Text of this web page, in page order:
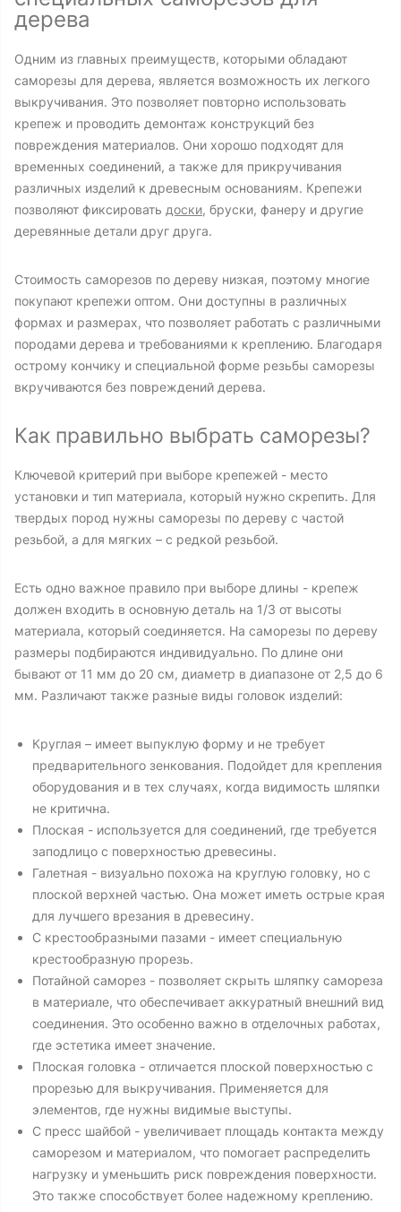
дерева
Одним из главных преимуществ, которыми обладают
саморезы для дерева, является возможность их легкого
выкручивания. Это позволяет повторно использовать
крепеж и проводить демонтаж конструкций без
повреждения материалов. Они хорошо подходят для
временных соединений, а также для прикручивания
различных изделий к древесным основаниям. Крепежи
позволяют фиксировать доски, бруски, фанеру и другие
деревянные детали друг друга.
Стоимость саморезов по дереву низкая, поэтому многие
покупают крепежи оптом. Они доступны в различных
формах и размерах, что позволяет работать с различными
породами дерева и требованиями к креплению. Благодаря
острому кончику и специальной форме резьбы саморезы
вкручиваются без повреждений дерева.
Как правильно выбрать саморезы?
Ключевой критерий при выборе крепежей - место
установки и тип материала, который нужно скрепить. Для
твердых пород нужны саморезы по дереву с частой
резьбой, а для мягких – с редкой резьбой.
Есть одно важное правило при выборе длины - крепеж
должен входить в основную деталь на 1/3 от высоты
материала, который соединяется. На саморезы по дереву
размеры подбираются индивидуально. По длине они
бывают от 11 мм до 20 см, диаметр в диапазоне от 2,5 до 6
мм. Различают также разные виды головок изделий:
Круглая – имеет выпуклую форму и не требует
предварительного зенкования. Подойдет для крепления
оборудования и в тех случаях, когда видимость шляпки
не критична.
Плоская - используется для соединений, где требуется
заподлицо с поверхностью древесины.
Галетная - визуально похожа на круглую головку, но с
плоской верхней частью. Она может иметь острые края
для лучшего врезания в древесину.
С крестообразными пазами - имеет специальную
крестообразную прорезь.
Потайной саморез - позволяет скрыть шляпку самореза
в материале, что обеспечивает аккуратный внешний вид
соединения. Это особенно важно в отделочных работах,
где эстетика имеет значение.
Плоская головка - отличается плоской поверхностью с
прорезью для выкручивания. Применяется для
элементов, где нужны видимые выступы.
С пресс шайбой - увеличивает площадь контакта между
саморезом и материалом, что помогает распределить
нагрузку и уменьшить риск повреждения поверхности.
Это также способствует более надежному креплению.